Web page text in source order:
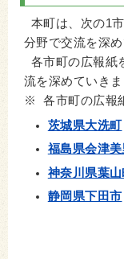
本町は、次の1
分野で交流を深め
各市町の広報紙
流を深めていきま
※ 各市町の広報
茨城県大洗町
福島県会津
神奈川県葉山
静岡県下田市